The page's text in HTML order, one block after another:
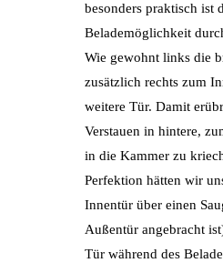
besonders praktisch ist
Belademöglichkeit
Wie gewohnt links die
zusätzlich rechts zum
weitere Tür. Damit
Verstauen in hintere,
in die Kammer zu
Perfektion hätten wir
Innentür über einen
Außentür angebracht
Tür während des